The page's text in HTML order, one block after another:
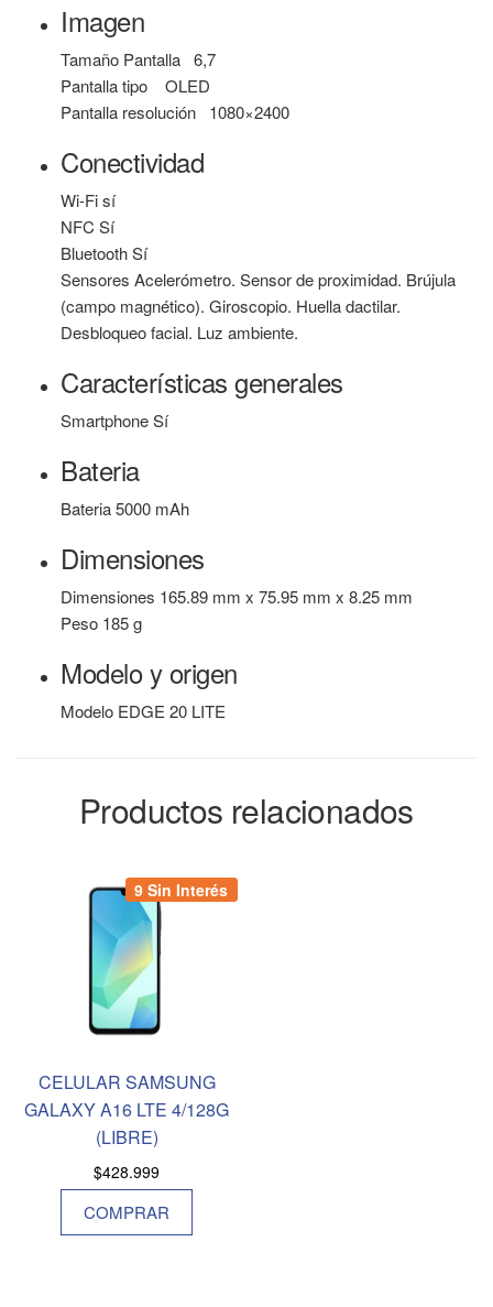
Imagen
Tamaño Pantalla 6,7
Pantalla tipo OLED
Pantalla resolución 1080×2400
Conectividad
Wi-Fi sí
NFC Sí
BluetoothSí
Sensores Acelerómetro. Sensor de proximidad. Brújula
(campo magnético). Giroscopio. Huella dactilar.
Desbloqueo facial. Luz ambiente.
Características generales
SmartphoneSí
Bateria
Bateria5000 mAh
Dimensiones
Dimensiones 165.89 mm x 75.95 mm x 8.25 mm
Peso 185 g
Modelo y origen
Modelo EDGE 20 LITE
Productos relacionados
9 Sin Interés
CELULAR SAMSUNG
GALAXY A16 LTE 4/128G
(LIBRE)
$428.999
COMPRAR